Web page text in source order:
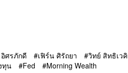
ศรภักดี เฟิร์น ศิรัถยา วิทย์ สิทธิเว
ทุน Fed Morning Wealth